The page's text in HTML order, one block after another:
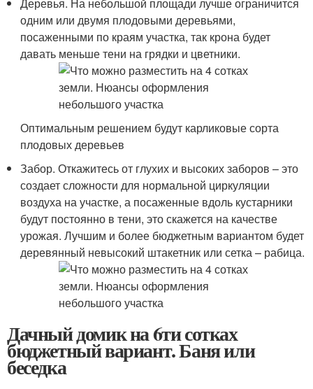
одним или двумя плодовыми деревьями,
посаженными по краям участка, так крона будет
давать меньше тени на грядки и цветники.
Оптимальным решением будут карликовые сорта
плодовых деревьев
Забор. Откажитесь от глухих и высоких заборов – это
создает сложности для нормальной циркуляции
воздуха на участке, а посаженные вдоль кустарники
будут постоянно в тени, это скажется на качестве
урожая. Лучшим и более бюджетным вариантом будет
деревянный невысокий штакетник или сетка – рабица.
Дачный домик на 6ти сотках
бюджетный вариант. Баня или
беседка